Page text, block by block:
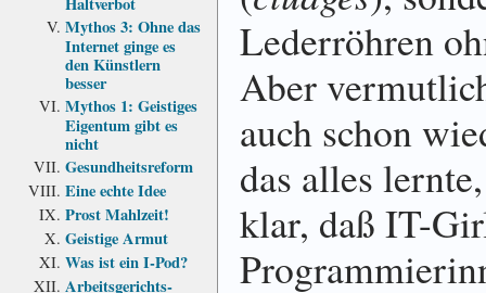
Mythos 3: Ohne das
Internet ginge es
den Künstlern
besser
Mythos 1: Geistiges
Eigentum gibt es
nicht
Gesundheits­reform
Eine echte Idee
Prost Mahlzeit!
Geistige Armut
Was ist ein I-Pod?
Arbeits­gerichts­
Lederröhren
Aber
auch schon
das alles
klar, daß IT-